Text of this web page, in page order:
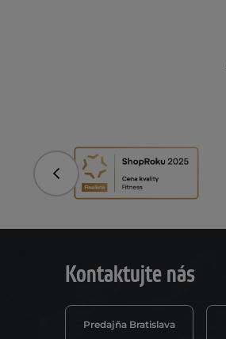
Predchádzajúce
Kontaktujte nás
Predajňa Bratislava